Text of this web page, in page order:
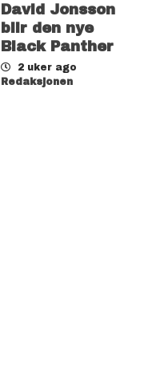
David Jonsson
blir den nye
Black Panther
2 uker ago
Redaksjonen